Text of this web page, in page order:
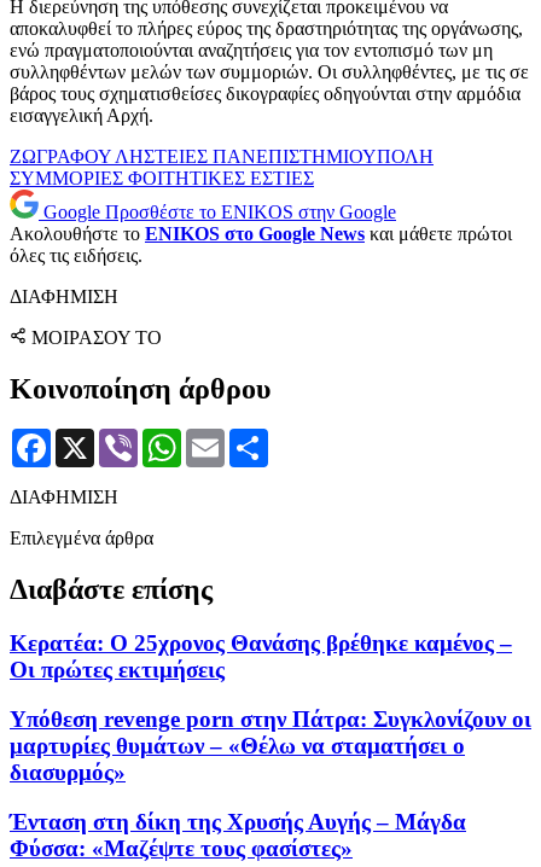
Η διερεύνηση της υπόθεσης συνεχίζεται προκειμένου να
αποκαλυφθεί το πλήρες εύρος της δραστηριότητας της οργάνωσης,
ενώ πραγματοποιούνται αναζητήσεις για τον εντοπισμό των μη
συλληφθέντων μελών των συμμοριών. Οι συλληφθέντες, με τις σε
βάρος τους σχηματισθείσες δικογραφίες οδηγούνται στην αρμόδια
εισαγγελική Αρχή.
ΖΩΓΡΑΦΟΥ ΛΗΣΤΕΙΕΣ ΠΑΝΕΠΙΣΤΗΜΙΟΥΠΟΛΗ
ΣΥΜΜΟΡΙΕΣ ΦΟΙΤΗΤΙΚΕΣ ΕΣΤΙΕΣ
Google Προσθέστε το ENIKOS στην Google
Ακολουθήστε το ENIKOS στο Google News και μάθετε πρώτοι
όλες τις ειδήσεις.
ΔΙΑΦΗΜΙΣΗ
ΜΟΙΡΑΣΟΥ ΤΟ
Κοινοποίηση άρθρου
Facebook
X Viber WhatsApp
Email
ΔΙΑΦΗΜΙΣΗ
Επιλεγμένα άρθρα
Διαβάστε επίσης
Κερατέα: Ο 25χρονος Θανάσης βρέθηκε καμένος –
Οι πρώτες εκτιμήσεις
Υπόθεση revenge porn στην Πάτρα: Συγκλονίζουν οι
μαρτυρίες θυμάτων – «Θέλω να σταματήσει ο
διασυρμός»
Ένταση στη δίκη της Χρυσής Αυγής – Μάγδα
Φύσσα: «Μαζέψτε τους φασίστες»